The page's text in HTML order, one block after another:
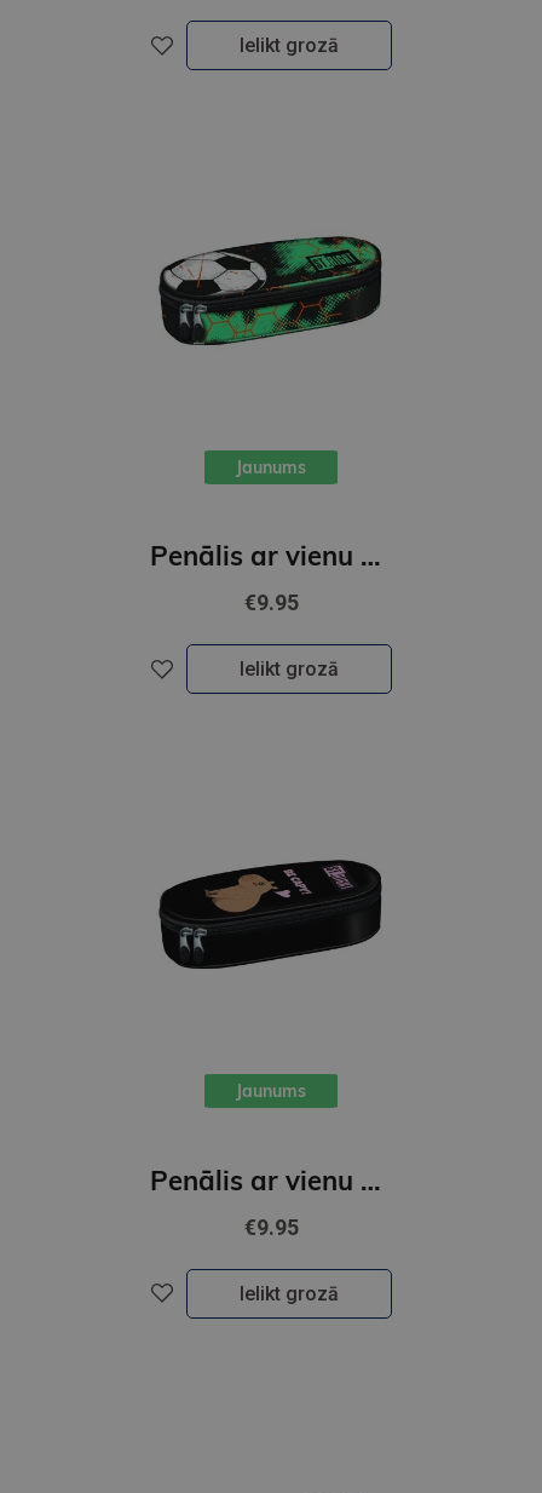
Ielikt grozā
Jaunums
Penālis ar vienu nodalījumu, bez priekšmetiem, TURBO KICK
€9.95
Ielikt grozā
Jaunums
Penālis ar vienu nodalījumu, bez priekšmetiem, Be Capy
€9.95
Ielikt grozā